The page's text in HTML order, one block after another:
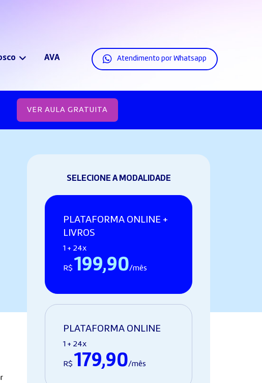
AVA Atendimento por Whatsapp
VER AULA GRATUITA
SELECIONE A MODALIDADE
PLATAFORMA ONLINE +
LIVROS
1 + 24x
R$ 199,90/mês
PLATAFORMA ONLINE
1 + 24x
R$ 179,90/mês